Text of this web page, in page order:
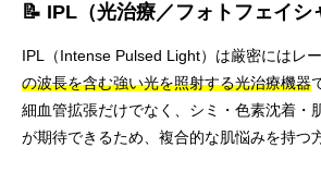
📝 IPL（光治療／フォトフェイシ
IPL（Intense Pulsed Light）は厳密にはレー
の波長を含む強い光を照射する光治療機器
細血管拡張だけでなく、シミ・色素沈着・
が期待できるため、複合的な肌悩みを持つ